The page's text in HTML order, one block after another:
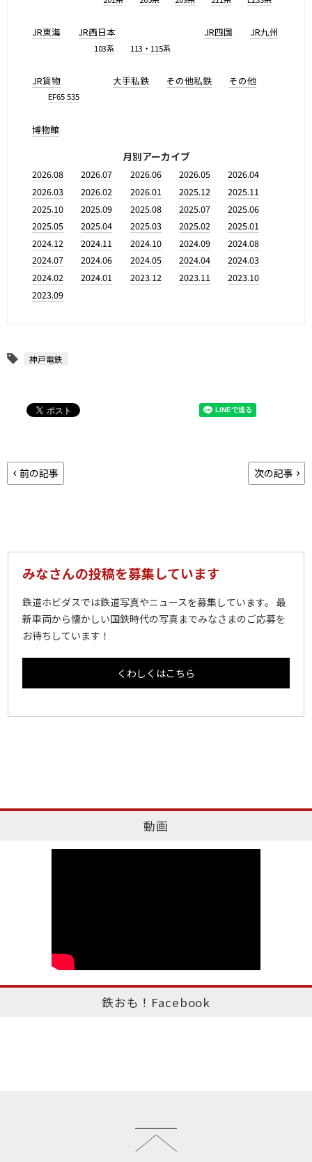
JR東海 JR西日本
103系 113・115系
JR四国 JR九州
JR貨物
EF65 535
大手私鉄 その他私鉄 その他
博物館
月別アーカイブ
2026.08 2026.07 2026.06 2026.05
2026.04
2026.03
2026.02 2026.01 2025.12
2025.11
2025.10
2025.09 2025.08 2025.07
2025.06
2025.05
2025.04 2025.03 2025.02
2025.01
2024.12
2024.11 2024.10 2024.09
2024.08
2024.07
2024.06 2024.05 2024.04
2024.03
2024.02
2024.01 2023.12 2023.11
2023.10
2023.09
神戸電鉄
前の記事 次の記事
みなさんの投稿を募集しています
鉄道ホビダスでは鉄道写真やニュースを募集しています。 最
新車両から懐かしい国鉄時代の写真までみなさまのご応募を
お待ちしています！
くわしくはこちら
動画
鉄おも！Facebook